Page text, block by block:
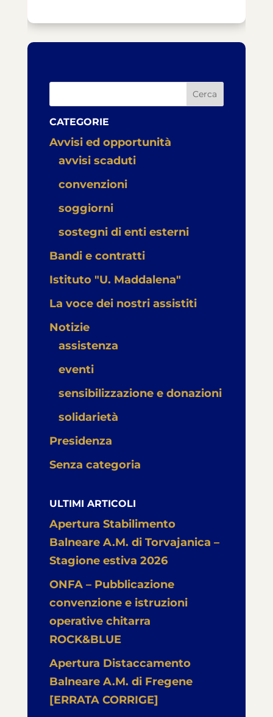
Cerca
CATEGORIE
Avvisi ed opportunità
avvisi scaduti
convenzioni
soggiorni
sostegni di enti esterni
Bandi e contratti
Istituto "U. Maddalena"
La voce dei nostri assistiti
Notizie
assistenza
eventi
sensibilizzazione e donazioni
solidarietà
Presidenza
Senza categoria
ULTIMI ARTICOLI
Apertura Stabilimento
Balneare A.M. di Torvajanica –
Stagione estiva 2026
ONFA – Pubblicazione
convenzione e istruzioni
operative chitarra
ROCK&BLUE
Apertura Distaccamento
Balneare A.M. di Fregene
[ERRATA CORRIGE]